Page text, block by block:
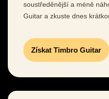
soustředěnější a méně
Guitar a zkuste dnes
Získat Timbro Guitar